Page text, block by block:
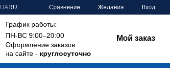
UARU Сравнение Желания Вход
График работы:
ПН-ВС 9:00–20:00
Оформление заказов
на сайте - круглосуточно
Мой заказ